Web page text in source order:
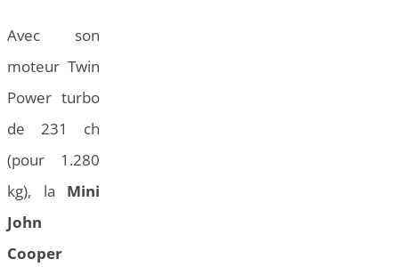
Avec son
moteur Twin
Power turbo
de 231 ch
(pour 1.280
kg), la Mini
John
Cooper